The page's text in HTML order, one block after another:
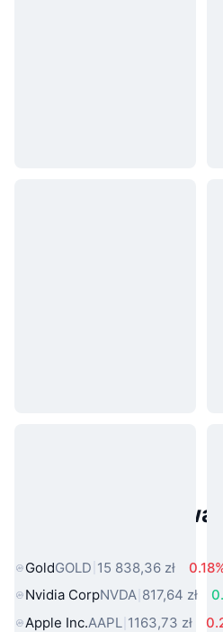
Popularne aktywa
GoldGOLD 15 838,36 zł
Nvidia CorpNVDA 817,64 zł
Apple Inc.AAPL 1163,73 zł